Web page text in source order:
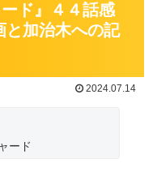
ド』４４話感
と加治木への記
2024.07.14
ード